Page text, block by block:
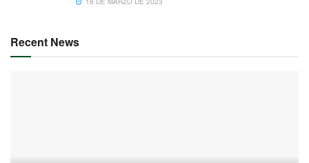
Recent News